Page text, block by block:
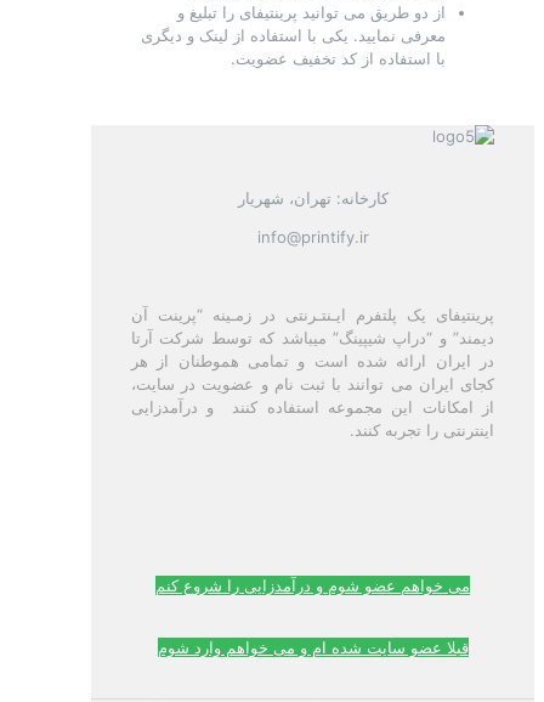
از دو طریق می توانید پرینتیفای را تبلیغ و
معرفی نمایید. یکی با استفاده از لینک و دیگری
با استفاده از کد تخفیف عضویت.
کارخانه: تهران، شهریار
info@printify.ir
پرینتیفای یک پلتفرم ایـنتـرنتی در زمـینه “پرینت آن
دیمند” و “دراپ شیپینگ” میباشد که توسط شرکت آرتا
در ایران ارائه شده است و تمامی هموطنان از هر
کجای ایران می توانند با ثبت نام و عضویت در سایت،
از امکانات این مجموعه استفاده کنند و درآمدزایی
اینترنتی را تجربه کنند.
می خواهم عضو شوم و درآمدزایی را شروع کنم
قبلا عضو سایت شده ام و می خواهم وارد شوم